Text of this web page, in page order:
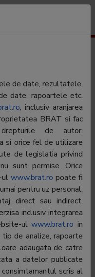
"tu si copilul tau",
care educa copiii
Sfatulparintilor.ro
armonioasa si un
vieti, pentru ca sa
completa fizic,
primesc zilnic
si informatii utile - cu
a copiilor.
de date, rezultatele,
date, rapoartele etc.
, inclusiv aranjarea
BRAT si fac
de autor.
si orice fel de utilizare
de legislatia privind
sunt permise. Orice
ul www.brat.ro poate fi
pentru uz personal,
direct sau indirect,
inclusiv integrarea
ulwww.brat.ro in
de analize, rapoarte
adaugata de catre
a datelor publicate
consimtamantul scris al